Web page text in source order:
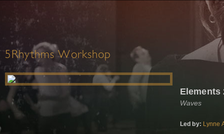
5Rhythms Workshop
Elements
Waves
Led by: Lynne